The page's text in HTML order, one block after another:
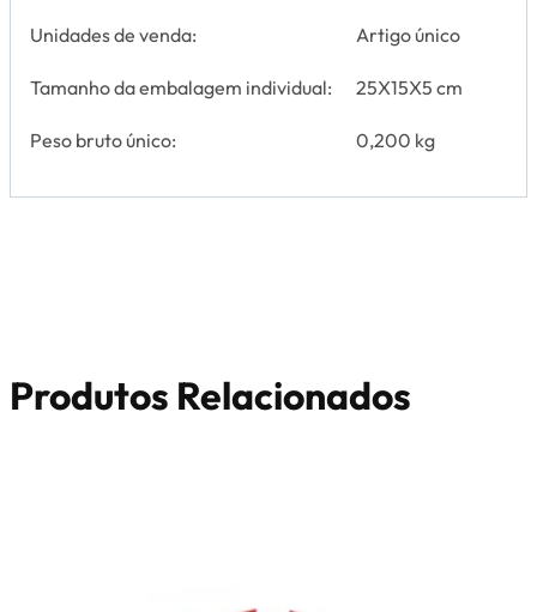
Unidades de venda: Artigo único
Tamanho da embalagem individual: 25X15X5 cm
Peso bruto único: 0,200 kg
Produtos Relacionados